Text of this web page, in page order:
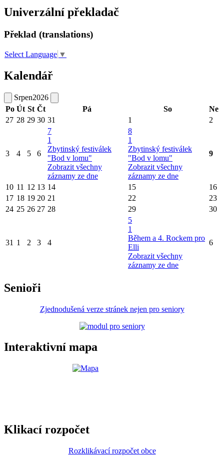
Univerzální překladač
Překlad (translations)
Select Language ▼
Kalendář
Srpen2026
Po Út St Čt Pá So
Ne
27 28 29 30 31 1 2
3 4 5 6
7
1
Zbytinský festiválek
"Bod v lomu"
Zobrazit všechny
záznamy ze dne
8
1
Zbytinský festiválek
"Bod v lomu"
Zobrazit všechny
záznamy ze dne
9
10 11 12 13 14 15
16
17 18 19 20 21 22
23
24 25 26 27 28 29 30
31 1 2 3 4
5
1
Během a 4. Rockem pro
Elli
Zobrazit všechny
záznamy ze dne
6
Senioři
Zjednodušená verze stránek nejen pro seniory
Interaktivní mapa
Klikací rozpočet
Rozklikávací rozpočet obce